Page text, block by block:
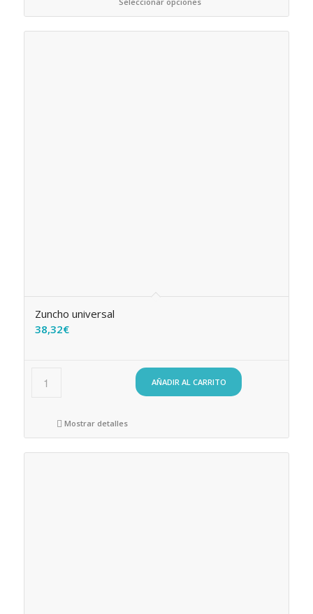
Zuncho universal
38,32€
AÑADIR AL CARRITO
Mostrar detalles